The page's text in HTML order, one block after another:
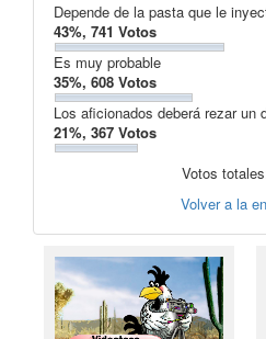
Depende de la pasta que le
43%, 741 Votos
Es muy probable
35%, 608 Votos
Los aficionados deberá rezar un
21%, 367 Votos
Votos
Volver a la